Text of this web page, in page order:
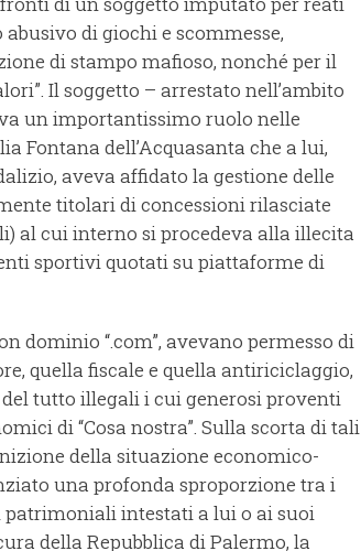
di giochi e scommesse,
di stampo mafioso, nonché per il
Il soggetto – arrestato nell’ambito
un importantissimo ruolo nelle
Fontana dell’Acquasanta che a lui,
aveva affidato la gestione delle
titolari di concessioni rilasciate
al cui interno si procedeva alla illecita
sportivi quotati su piattaforme di
dominio “.com”, avevano permesso di
quella fiscale e quella antiriciclaggio,
tutto illegali i cui generosi proventi
di “Cosa nostra”. Sulla scorta di tali
della situazione economico-
una profonda sproporzione tra i
intestati a lui o ai suoi
della Repubblica di Palermo, la